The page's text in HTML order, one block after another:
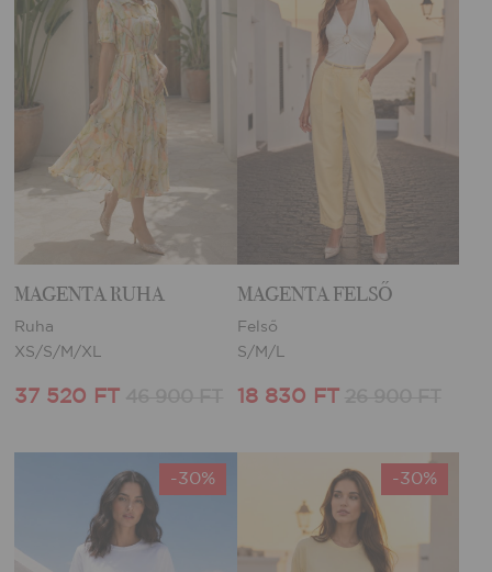
MAGENTA RUHA
Ruha
XS/S/M/XL
37 520 FT
MAGENTA FELSŐ
Felső
S/M/L
18 830 FT
-30% -30%